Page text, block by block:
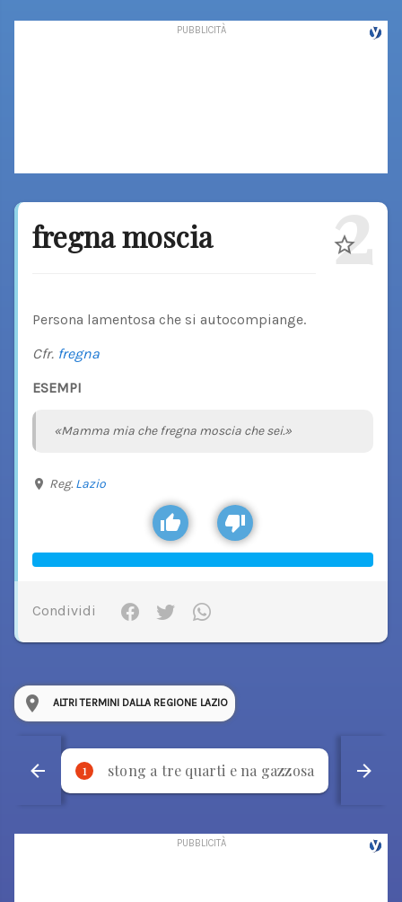
fregna moscia 2
Persona lamentosa che si autocompiange.
Cfr. fregna
ESEMPI
«Mamma mia che fregna moscia che sei.»
Reg. Lazio
Condividi
ALTRI TERMINI DALLA REGIONE LAZIO
1 stong a tre quarti e na gazzosa 2